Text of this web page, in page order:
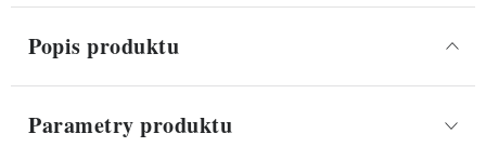
Popis produktu
Parametry produktu